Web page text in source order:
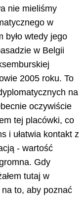
nie mieliśmy
w
było wtedy jego
w Belgii
2005 roku. To
na
oczywiście
tej placówki, co
i ułatwia kontakt z
- wartość
Gdy
tutaj w
to, aby poznać